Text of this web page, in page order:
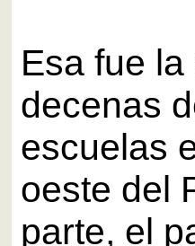
Esa fue
decenas
escuelas
oeste del
parte, el